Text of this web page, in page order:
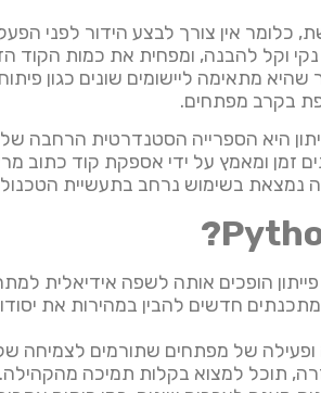
כלומר אין צורך לבצע הידור לפני
וקל להבנה, ומפחית את כמות הקוד
מתאימה ליישומים שונים כגון
בקרב מפתחים.
היא הספרייה הסטנדרטית הרחבה
זמן ומאמץ על ידי אספקת קוד כתוב
בשימוש נרחב בתעשיית
הופכים אותה לשפה אידיאלית
חדשים להבין במהירות את
ופעילה של מפתחים שתורמים לצמיחה
תוכל למצוא בקלות תמיכה